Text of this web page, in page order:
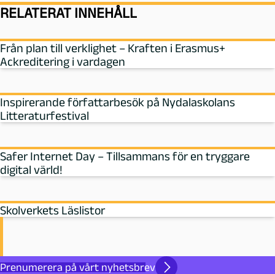
RELATERAT INNEHÅLL
Från plan till verklighet – Kraften i Erasmus+
Ackreditering i vardagen
Inspirerande författarbesök på Nydalaskolans
Litteraturfestival
Safer Internet Day – Tillsammans för en tryggare
digital värld!
Skolverkets Läslistor
Prenumerera på vårt nyhetsbrev